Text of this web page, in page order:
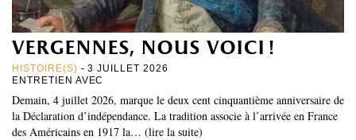
vergennes, nous voici !
HISTOIRE(S) - 3 JUILLET 2026
ENTRETIEN AVEC
Demain, 4 juillet 2026, marque le deux cent cinquantième anniversaire de
la Déclaration d’indépendance. La tradition associe à l’arrivée en France
des Américains en 1917 la… (lire la suite)